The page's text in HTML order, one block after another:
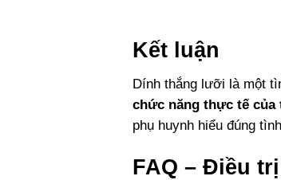
Kết luận
Dính thắng lưỡi là một
chức năng thực tế của
phụ huynh hiểu đúng
FAQ – Điều